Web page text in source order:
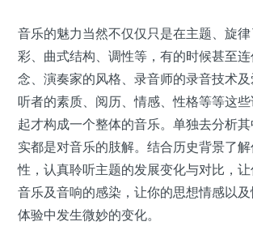
音乐的魅力当然不仅仅只是在主题、旋
彩、曲式结构、调性等，有的时候甚至
念、演奏家的风格、录音师的录音技术
听者的素质、阅历、情感、性格等等这
起才构成一个整体的音乐。单独去分析
实都是对音乐的肢解。结合历史背景了
性，认真聆听主题的发展变化与对比，
音乐及音响的感染，让你的思想情感以
体验中发生微妙的变化。